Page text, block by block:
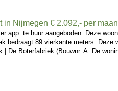
in Nijmegen € 2.092,- per
app. te huur aangeboden. Deze
bedraagt 89 vierkante meters. Deze
| De Boterfabriek (Bouwnr. A. De